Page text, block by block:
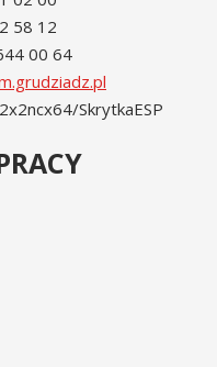
58 12
00 64
SkrytkaESP